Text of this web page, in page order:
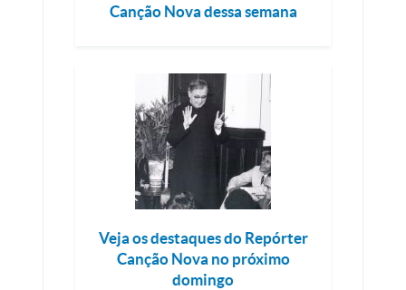
Canção Nova dessa semana
Veja os destaques do Repórter
Canção Nova no próximo
domingo